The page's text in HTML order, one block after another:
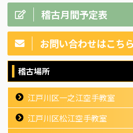
稽古月間予定表
お問い合わせはこちら
稽古場所
江戸川区一之江空手教室
江戸川区松江空手教室